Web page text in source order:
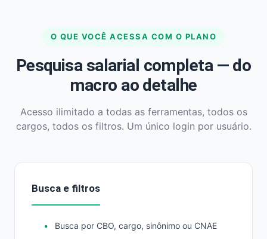
O QUE VOCÊ ACESSA COM O PLANO
Pesquisa salarial completa — do
macro ao detalhe
Acesso ilimitado a todas as ferramentas, todos os
cargos, todos os filtros. Um único login por usuário.
Busca e filtros
Busca por CBO, cargo, sinônimo ou CNAE